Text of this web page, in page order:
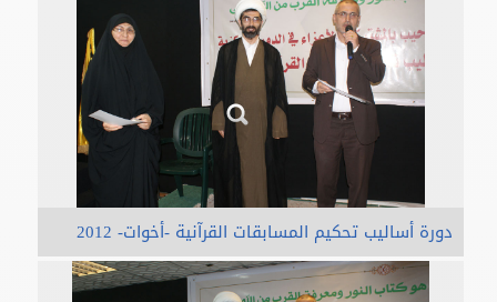
دورة أساليب تحكيم المسابقات القرآنية -أخوات- 2012